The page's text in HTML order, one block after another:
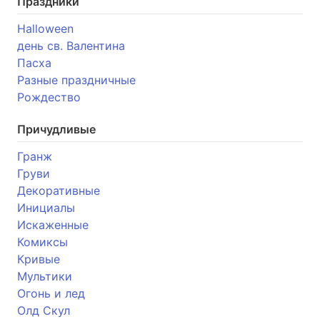
Halloween
день св. Валентина
Пасха
Разные праздничные
Рождество
Причудливые
Гранж
Груви
Декоративные
Инициалы
Искаженные
Комиксы
Кривые
Мультики
Огонь и лед
Олд Скул